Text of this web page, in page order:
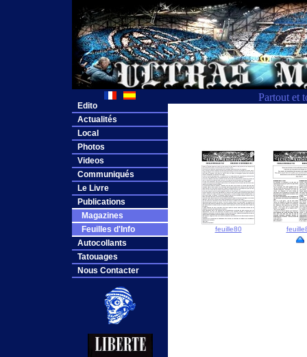
Partout et
Edito
Actualités
Local
Photos
Videos
Communiqués
Le Livre
Publications
Magazines
Feuilles d'Info
Autocollants
Tatouages
Nous Contacter
feuille80